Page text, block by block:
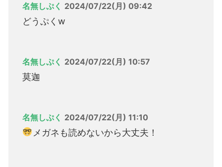
名無しぷく 2024/07/22(月) 09:42
どうぷくw
名無しぷく 2024/07/22(月) 10:57
莫迦
名無しぷく 2024/07/22(月) 11:10
メガネも読めないから大丈夫！